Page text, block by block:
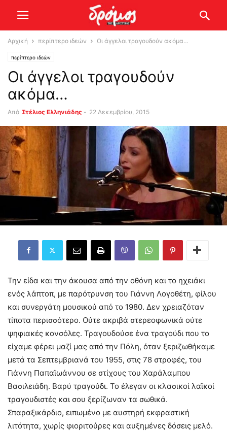
Αρχική περίπτερο ιδεών Οι άγγελοι τραγουδούν ακόμα…
περίπτερο ιδεών
Οι άγγελοι τραγουδούν
ακόμα…
Από Στέλιος Ελληνιάδης - 22 Δεκεμβρίου, 2015
Την είδα και την άκουσα από την οθόνη και το ηχειάκι
ενός λάπτοπ, με παρότρυνση του Γιάννη Λογοθέτη, φίλου
και συνεργάτη μουσικού από το 1980. Δεν χρειαζόταν
τίποτα περισσότερο. Ούτε ακριβά στερεοφωνικά ούτε
ψηφιακές κονσόλες. Τραγουδούσε ένα τραγούδι που το
είχαμε φέρει μαζί μας από την Πόλη, όταν ξεριζωθήκαμε
μετά τα Σεπτεμβριανά του 1955, στις 78 στροφές, του
Γιάννη Παπαϊωάννου σε στίχους του Χαράλαμπου
Βασιλειάδη. Βαρύ τραγούδι. Το έλεγαν οι κλασικοί λαϊκοί
τραγουδιστές και σου ξερίζωναν τα σωθικά.
Σπαραξικάρδιο, ειπωμένο με αυστηρή εκφραστική
λιτότητα, χωρίς φιοριτούρες και αυξημένες δόσεις μελό.